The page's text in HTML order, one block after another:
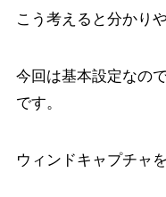
こう考えると分かり
今回は基本設定なの
です。
ウィンドキャプチャ